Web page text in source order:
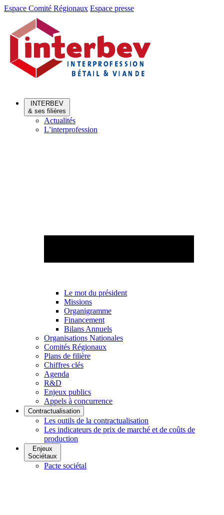
Aller
Aller
contenu
Espace Comité Régionaux Espace presse
INTERBEV
& ses filières
Actualités
L’interprofession
Le mot du président
Missions
Organigramme
Financement
Bilans Annuels
Organisations Nationales
Comités Régionaux
Plans de filière
Chiffres clés
Agenda
R&D
Enjeux publics
Appels à concurrence
Contractualisation
Les outils de la contractualisation
Les indicateurs de prix de marché et de coûts de
production
Enjeux
Sociétaux
Pacte sociétal